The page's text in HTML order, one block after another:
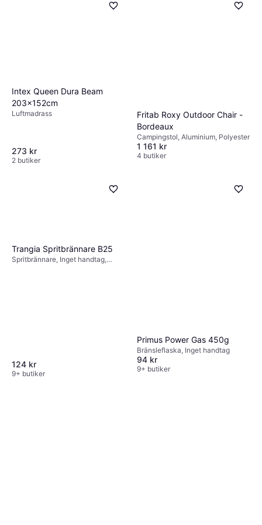
Intex Queen Dura Beam
203x152cm
Luftmadrass
273 kr
2 butiker
Fritab Roxy Outdoor Chair -
Bordeaux
Campingstol, Aluminium, Polyester
1 161 kr
4 butiker
Trangia Spritbrännare B25
Spritbrännare, Inget handtag,
124 kr
9+ butiker
Primus Power Gas 450g
Bränsleflaska, Inget handtag
94 kr
9+ butiker